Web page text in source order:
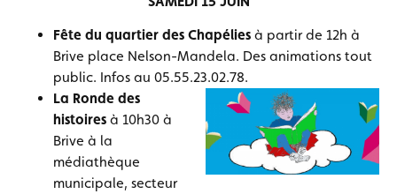
Fête du quartier des Chapélies à partir de 12h à
Brive place Nelson-Mandela. Des animations tout
public. Infos au 05.55.23.02.78.
La Ronde des
histoires à 10h30 à
Brive à la
médiathèque
municipale, secteur